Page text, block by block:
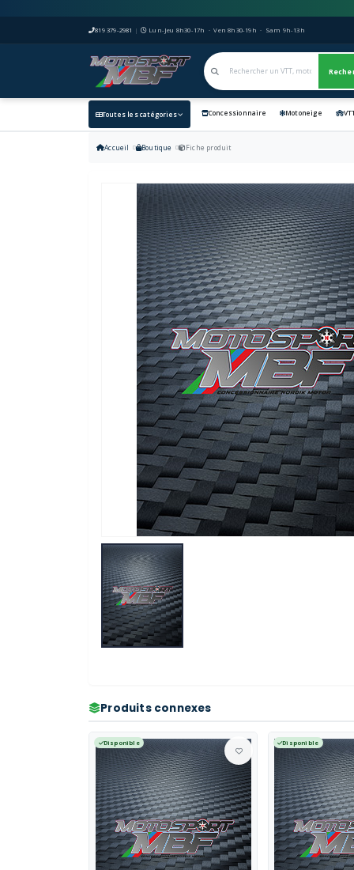
819 379-2981 | Lun-Jeu 8h30-17h · Ven 8h30-19h · Sam 9h-13h
Toutes les catégories Concessionnaire Motoneige
Accueil Boutique Fiche produit
Produits connexes
Disponible Disponible